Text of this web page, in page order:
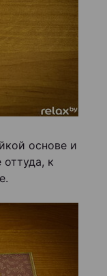
основе и
к